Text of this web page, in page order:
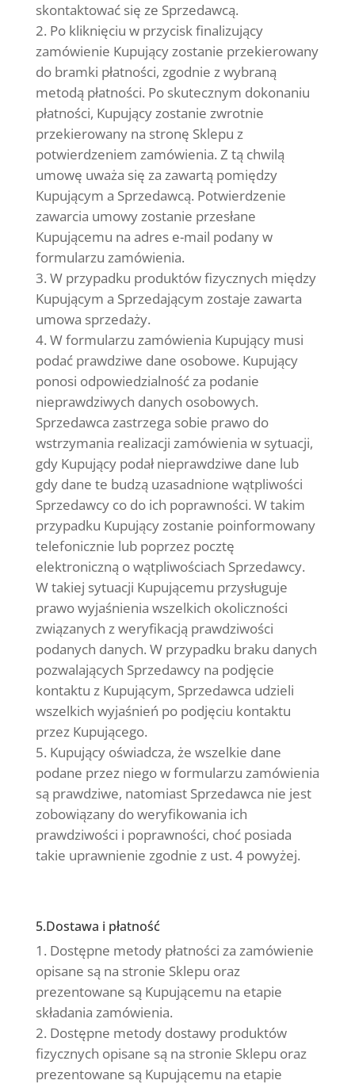
skontaktować się ze Sprzedawcą.
Po kliknięciu w przycisk finalizujący
zamówienie Kupujący zostanie przekierowany
do bramki płatności, zgodnie z wybraną
metodą płatności. Po skutecznym dokonaniu
płatności, Kupujący zostanie zwrotnie
przekierowany na stronę Sklepu z
potwierdzeniem zamówienia. Z tą chwilą
umowę uważa się za zawartą pomiędzy
Kupującym a Sprzedawcą. Potwierdzenie
zawarcia umowy zostanie przesłane
Kupującemu na adres e-mail podany w
formularzu zamówienia.
W przypadku produktów fizycznych między
Kupującym a Sprzedającym zostaje zawarta
umowa sprzedaży.
W formularzu zamówienia Kupujący musi
podać prawdziwe dane osobowe. Kupujący
ponosi odpowiedzialność za podanie
nieprawdziwych danych osobowych.
Sprzedawca zastrzega sobie prawo do
wstrzymania realizacji zamówienia w sytuacji,
gdy Kupujący podał nieprawdziwe dane lub
gdy dane te budzą uzasadnione wątpliwości
Sprzedawcy co do ich poprawności. W takim
przypadku Kupujący zostanie poinformowany
telefonicznie lub poprzez pocztę
elektroniczną o wątpliwościach Sprzedawcy.
W takiej sytuacji Kupującemu przysługuje
prawo wyjaśnienia wszelkich okoliczności
związanych z weryfikacją prawdziwości
podanych danych. W przypadku braku danych
pozwalających Sprzedawcy na podjęcie
kontaktu z Kupującym, Sprzedawca udzieli
wszelkich wyjaśnień po podjęciu kontaktu
przez Kupującego.
Kupujący oświadcza, że wszelkie dane
podane przez niego w formularzu zamówienia
są prawdziwe, natomiast Sprzedawca nie jest
zobowiązany do weryfikowania ich
prawdziwości i poprawności, choć posiada
takie uprawnienie zgodnie z ust. 4 powyżej.
5.Dostawa i płatność
Dostępne metody płatności za zamówienie
opisane są na stronie Sklepu oraz
prezentowane są Kupującemu na etapie
składania zamówienia.
Dostępne metody dostawy produktów
fizycznych opisane są na stronie Sklepu oraz
prezentowane są Kupującemu na etapie